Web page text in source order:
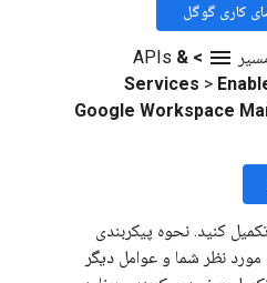
menu
>
APIs &
Services >
Google Workspace
کنید. نحوه پیکربندی
نظر شما و عوامل دیگر